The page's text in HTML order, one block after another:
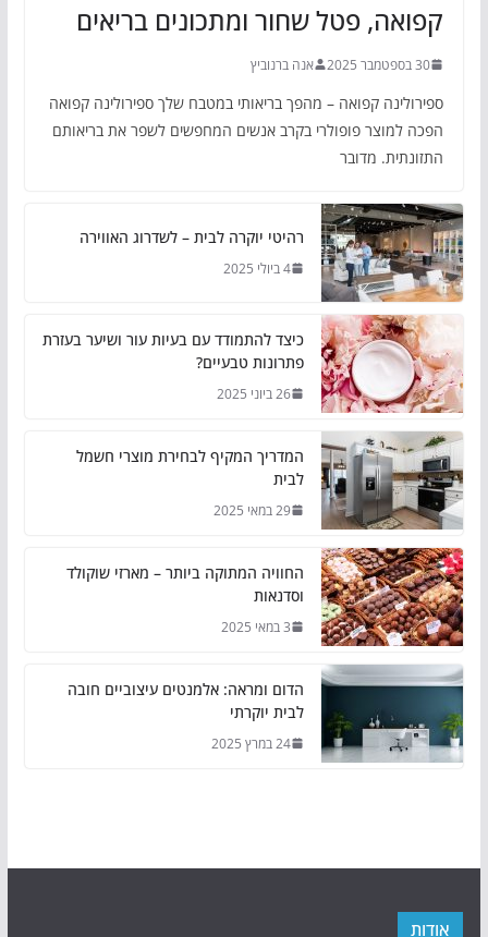
קפואה, פטל שחור ומתכונים בריאים
30 בספטמבר 2025 אנה ברנוביץ
ספירולינה קפואה – מהפך בריאותי במטבח שלך ספירולינה קפואה
הפכה למוצר פופולרי בקרב אנשים המחפשים לשפר את בריאותם
התזונתית. מדובר
רהיטי יוקרה לבית – לשדרוג האווירה
4 ביולי 2025
כיצד להתמודד עם בעיות עור ושיער בעזרת
פתרונות טבעיים?
26 ביוני 2025
המדריך המקיף לבחירת מוצרי חשמל
לבית
29 במאי 2025
החוויה המתוקה ביותר – מארזי שוקולד
וסדנאות
3 במאי 2025
הדום ומראה: אלמנטים עיצוביים חובה
לבית יוקרתי
24 במרץ 2025
אודות